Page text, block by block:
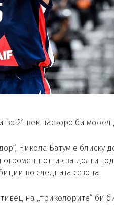
21 век наскоро би можел
Никола Батум е блиску
поттик за долги
во следната сезона.
на „триколорите“ би